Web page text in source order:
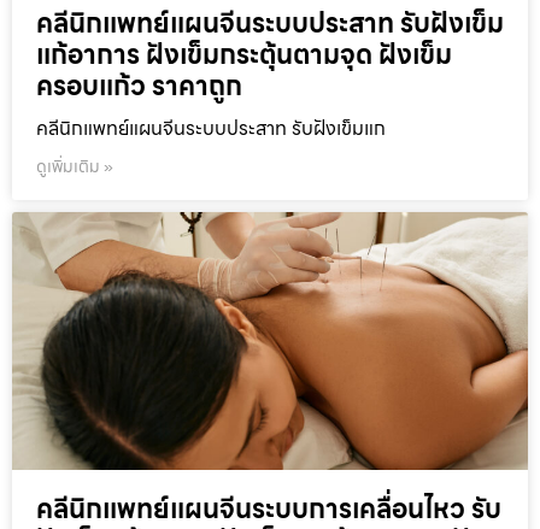
คลีนิกแพทย์แผนจีนระบบประสาท รับฝังเข็ม
แก้อาการ ฝังเข็มกระตุ้นตามจุด ฝังเข็ม
ครอบแก้ว ราคาถูก
คลีนิกแพทย์แผนจีนระบบประสาท รับฝังเข็มแก
ดูเพิ่มเติม »
คลีนิกแพทย์แผนจีนระบบการเคลื่อนไหว รับ